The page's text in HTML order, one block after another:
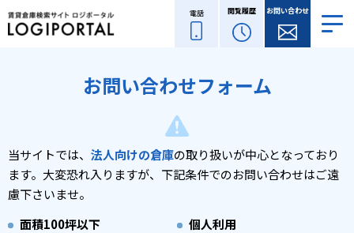
電話 閲覧履歴 お問い合わせ
お問い合わせフォーム
当サイトでは、 法人向けの倉庫の取り扱いが中心となっており
ます。 大変恐れ入りますが、下記条件でのお問い合わせはご遠
慮下さいませ。
面積100坪以下
個人利用